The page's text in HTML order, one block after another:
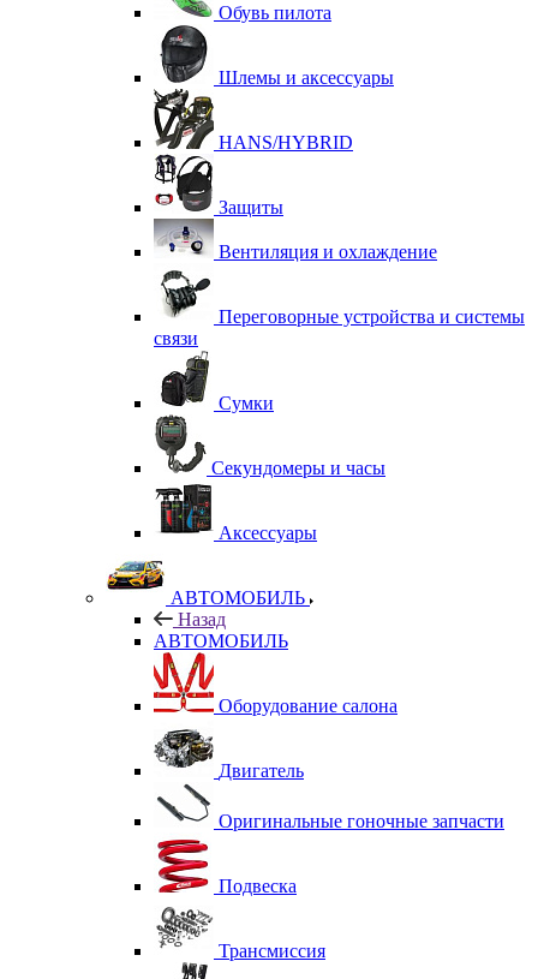
Обувь пилота
Шлемы и аксессуары
HANS/HYBRID
Защиты
Вентиляция и охлаждение
Переговорные устройства и системы
связи
Сумки
Секундомеры и часы
Аксессуары
АВТОМОБИЛЬ
Назад
АВТОМОБИЛЬ
Оборудование салона
Двигатель
Оригинальные гоночные запчасти
Подвеска
Трансмиссия